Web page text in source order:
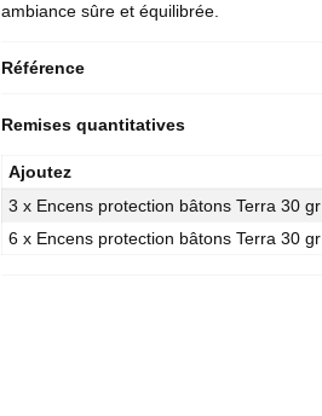
ambiance sûre et équilibrée.
Référence
Remises quantitatives
Ajoutez
3 x Encens protection bâtons Terra 30 gr
6 x Encens protection bâtons Terra 30 gr